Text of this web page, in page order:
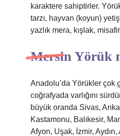
karaktere sahiptirler.
tarzı, hayvan (koyun)
yazlık mera, kışlak,
Mersin Yörük
Anadolu’da Yörükler çok
coğrafyada varlığını
büyük oranda Sivas,
Kastamonu, Balıkesir,
Afyon, Uşak, İzmir,